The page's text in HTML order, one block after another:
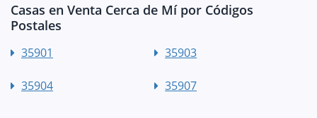
Casas en Venta Cerca de Mí por Códigos
Postales
35901 35903
35904 35907